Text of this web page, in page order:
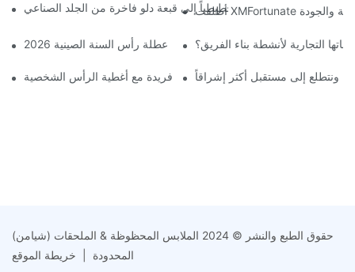
مصمم بريطاني رسماً تخطيطياً إلى قبعة دلو فاخرة من الجلد الصناعي
احتفال الافتتاح الكبير ابتداءً من عطلة رأس السنة الصينية 2026
التجارية لأنشطة بناء الفريق؟
تميز بإطلالة فريدة مع أغطية الرأس الشخصيةونتطلع إلى مستقبل أكثر إشراقاً
حقوق الطبع والنشر © 2024 الملابس المحظوظة & الملحقات (شيامن)
المحدودة |
خريطة الموقع